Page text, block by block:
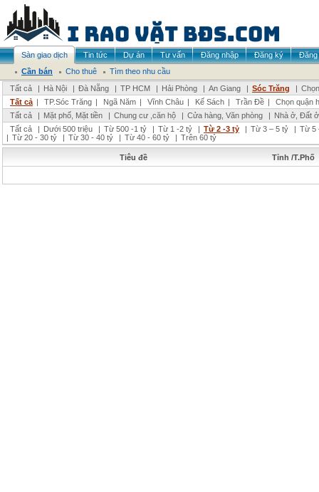
Sàn giao dịch Tin tức Dự án Tư vấn Đăng nhập Đăng ký
Đăng
Cần bán
Cho thuê
Tìm theo nhu cầu
Tất cả
| Hà Nội | Đà Nẵng | TP HCM | Hải Phòng | An Giang | Sóc Trăng |
Tất cả | TP.Sóc Trăng | Ngã Năm | Vĩnh Châu | Kế Sách | Trần Đề |
Chọn quận
Tất cả
| Mặt phố, Mặt tiền | Chung cư ,căn hộ | Cửa hàng, Văn phòng | Nhà ở, Đất ở
Tất cả
| Dưới 500 triệu | Từ 500 -1 tỷ | Từ 1 -2 tỷ | Từ 2 -3 tỷ | Từ 3 – 5 tỷ | Từ 5
| Từ 20 - 30 tỷ | Từ 30 - 40 tỷ | Từ 40 - 60 tỷ | Trên 60 tỷ
Tiêu đề Tỉnh /T.Phố